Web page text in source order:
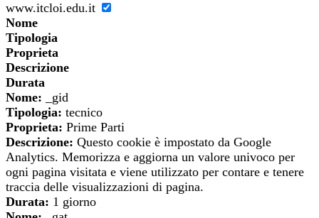
www.itcloi.edu.it
Nome
Tipologia
Proprieta
Descrizione
Durata
Nome: _gid
Tipologia: tecnico
Proprieta: Prime Parti
Descrizione: Questo cookie è impostato da Google
Analytics. Memorizza e aggiorna un valore univoco per
ogni pagina visitata e viene utilizzato per contare e tenere
traccia delle visualizzazioni di pagina.
Durata: 1 giorno